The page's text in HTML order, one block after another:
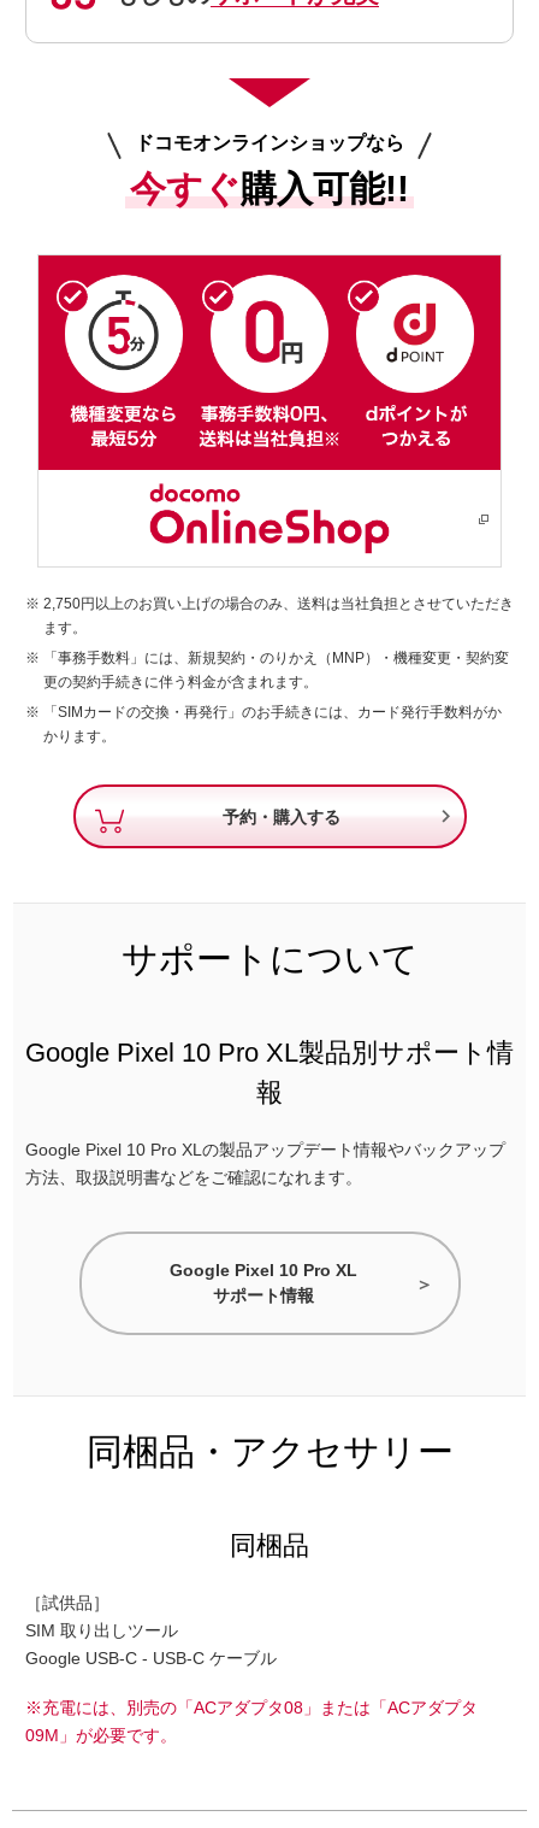
ドコモオンラインショップなら
今すぐ購入可能!!
2,750円以上のお買い上げの場合のみ、送料は当社負担とさせていただき
ます。
「事務手数料」には、新規契約・のりかえ（MNP）・機種変更・契約変
更の契約手続きに伴う料金が含まれます。
「SIMカードの交換・再発行」のお手続きには、カード発行手数料がか
かります。
予約・購入する 
サポートについて
Google Pixel 10 Pro XL製品別サポート情
報
Google Pixel 10 Pro XLの製品アップデート情報やバックアップ
方法、取扱説明書などをご確認になれます。
Google Pixel 10 Pro XL
サポート情報
同梱品・アクセサリー
同梱品
［試供品］
SIM 取り出しツール
Google USB-C - USB-C ケーブル
※充電には、別売の「ACアダプタ08」または「ACアダプタ
09M」が必要です。